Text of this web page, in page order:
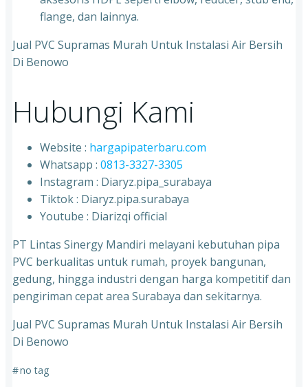
flange, dan lainnya.
Jual PVC Supramas Murah Untuk Instalasi Air Bersih
Di Benowo
Hubungi Kami
Website : hargapipaterbaru.com
Whatsapp : 0813-3327-3305
⁠Instagram : Diaryz.pipa_surabaya
⁠Tiktok : Diaryz.pipa.surabaya
⁠Youtube : Diarizqi official
PT Lintas Sinergy Mandiri melayani kebutuhan pipa
PVC berkualitas untuk rumah, proyek bangunan,
gedung, hingga industri dengan harga kompetitif dan
pengiriman cepat area Surabaya dan sekitarnya.
Jual PVC Supramas Murah Untuk Instalasi Air Bersih
Di Benowo
#no tag